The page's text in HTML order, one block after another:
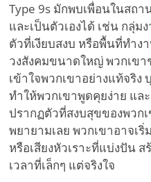
Type 9s มักพบเพื่อนในสถ
และเป็นตัวเองได้ เช่น กลุ่ม
ตัวที่เงียบสงบ หรือพื้นที่ทำง
วงสังคมขนาดใหญ่ พวกเข
เข้าใจพวกเขาอย่างแท้จริ
ทำให้พวกเขาพูดคุยง่าย แ
ปรากฏตัวที่สงบสุขของพวก
พยายามเลย พวกเขาอาจเ
หรือเสียงหัวเราะที่แบ่งปัน
เวลาที่เล็กๆ แต่จริงใจ